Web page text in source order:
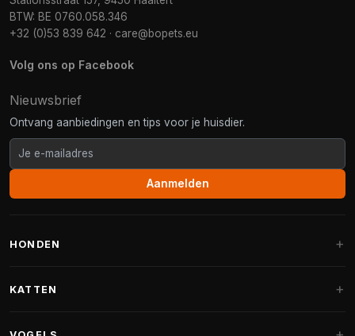
BTW: BE 0760.058.346
+32 (0)53 839 642 · care@bopets.eu
Volg ons op Facebook
Nieuwsbrief
Ontvang aanbiedingen en tips voor je huisdier.
Aanmelden
HONDEN
KATTEN